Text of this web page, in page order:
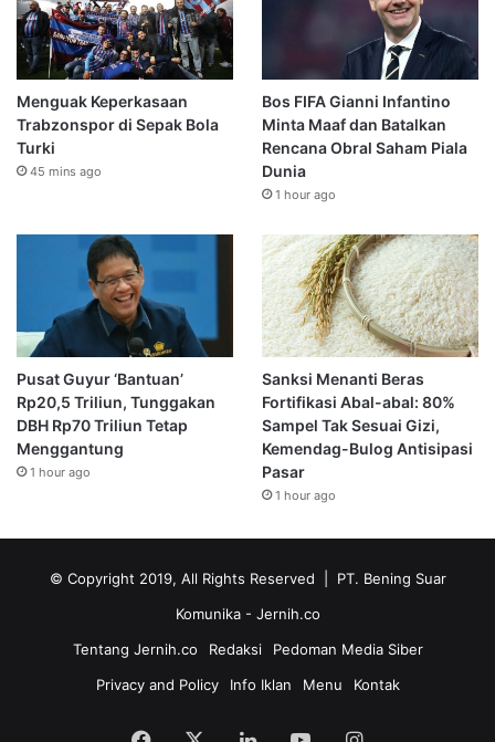
Menguak Keperkasaan
Trabzonspor di Sepak Bola
Turki
45 mins ago
Bos FIFA Gianni Infantino
Minta Maaf dan Batalkan
Rencana Obral Saham Piala
Dunia
1 hour ago
Pusat Guyur ‘Bantuan’
Rp20,5 Triliun, Tunggakan
DBH Rp70 Triliun Tetap
Menggantung
1 hour ago
Sanksi Menanti Beras
Fortifikasi Abal-abal: 80%
Sampel Tak Sesuai Gizi,
Kemendag-Bulog Antisipasi
Pasar
1 hour ago
© Copyright 2019, All Rights Reserved | PT. Bening Suar
Komunika - Jernih.co
Tentang Jernih.co
Redaksi
Pedoman Media Siber
Privacy and Policy
Info Iklan Menu Kontak